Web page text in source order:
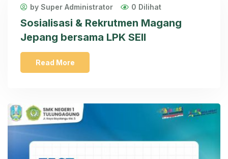
by Super Administrator 0 Dilihat
Sosialisasi & Rekrutmen Magang
Jepang bersama LPK SEII
Read More